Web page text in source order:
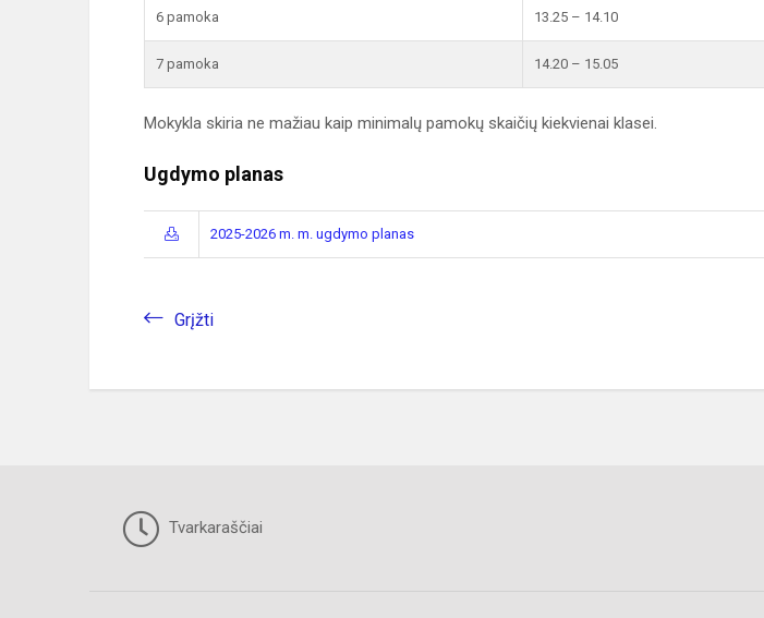
6 pamoka 13.25 – 14.10
7 pamoka 14.20 – 15.05
Mokykla skiria ne mažiau kaip minimalų pamokų skaičių kiekvienai klasei.
Ugdymo planas
2025-2026 m. m. ugdymo planas
Grįžti
Tvarkaraščiai